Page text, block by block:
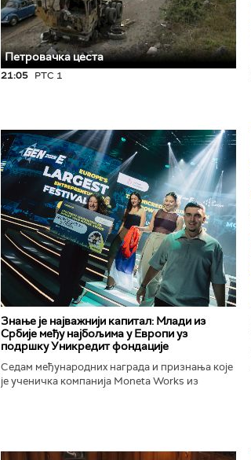
Петровачка цеста
21:05 РТС 1
Знање је најважнији капитал: Млади из
Србије међу најбољима у Европи уз
подршку Уникредит фондације
Седам међународних награда и признања које
је ученичка компанија Moneta Works из